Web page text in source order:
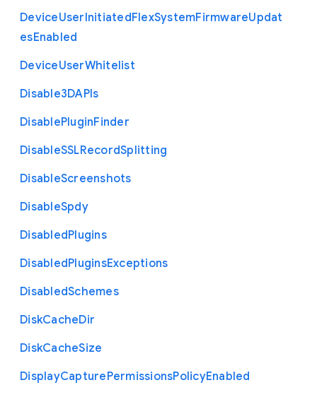
DeviceUserInitiatedFlexSystemFirmwareUpdat
esEnabled
DeviceUserWhitelist
Disable3DAPIs
DisablePluginFinder
DisableSSLRecordSplitting
DisableScreenshots
DisableSpdy
DisabledPlugins
DisabledPluginsExceptions
DisabledSchemes
DiskCacheDir
DiskCacheSize
DisplayCapturePermissionsPolicyEnabled